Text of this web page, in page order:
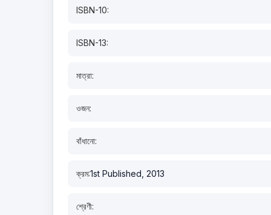
ISBN-10:
ISBN-13:
মাত্রা:
ওজন:
বাঁধানো:
ক্রম:1st Published, 2013
শ্রেণী: